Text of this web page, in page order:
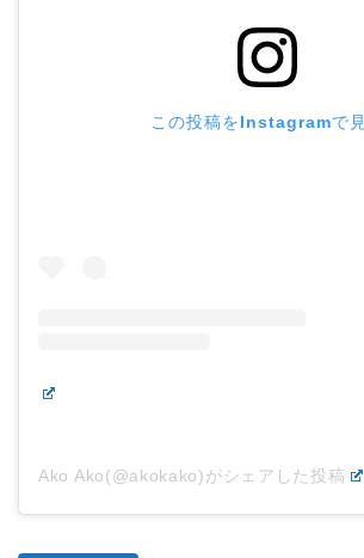
この投稿をInstagramで
Ako Ako(@akokako)がシェアした投稿